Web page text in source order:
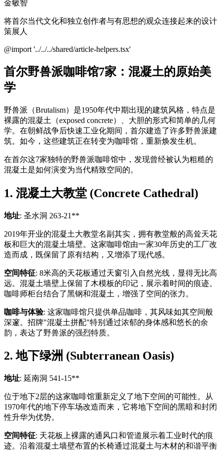
金敏智
将首尔当代文化和独立创作者与有思想的观众连接起来的设计
策展人
@import '../../../shared/article-helpers.tsx'
首尔野兽派咖啡馆7家：混凝土的原始美
学
野兽派（Brutalism）是1950年代中期出现的建筑风格，特点是
裸露的混凝土（exposed concrete）、大胆的形式和简单的几何
学。在朝鲜战争后快速工业化期间，首尔建造了许多野兽派建
筑。如今，这些建筑正在转变为咖啡馆，重新焕发生机。
在首尔这7家独特的野兽派咖啡馆中，发现曾经被认为粗糙的
混凝土是如何演变为当代精致空间的。
1. 混凝土大教堂 (Concrete Cathedral)
地址: 圣水洞 263-21**
2019年开业的混凝土大教堂名副其实，拥有教堂般的高耸天花
板和巨大的混凝土墙壁。这家咖啡馆由一家30年历史的工厂改
造而成，既保留了原有结构，又增添了现代感。
空间特征: 8米高的天花板通过天窗引入自然光线，显得无比高
远。混凝土墙壁上保留了木模板的印记，展示着时间的痕迹。
咖啡师柜台结合了黑钢和混凝土，增强了空间的张力。
咖啡与体验: 这家咖啡馆只提供单品咖啡，其风味如其空间般
深邃。招牌"混凝土拼配"特别通过浓郁的身体感和悠长的余
韵，表达了野兽派的强烈特质。
2. 地下绿洲 (Subterranean Oasis)
地址: 延南洞 541-15**
位于地下2层的这家咖啡馆重新定义了地下空间的可能性。从
1970年代的地下停车场改造而来，它将地下空间的黑暗和封闭
性升华为优势。
空间特征: 天花板上裸露的通风口和管道展示着工业时代的痕
迹。沿着混凝土墙壁布置的长椅通过混凝土与木材的和谐平衡